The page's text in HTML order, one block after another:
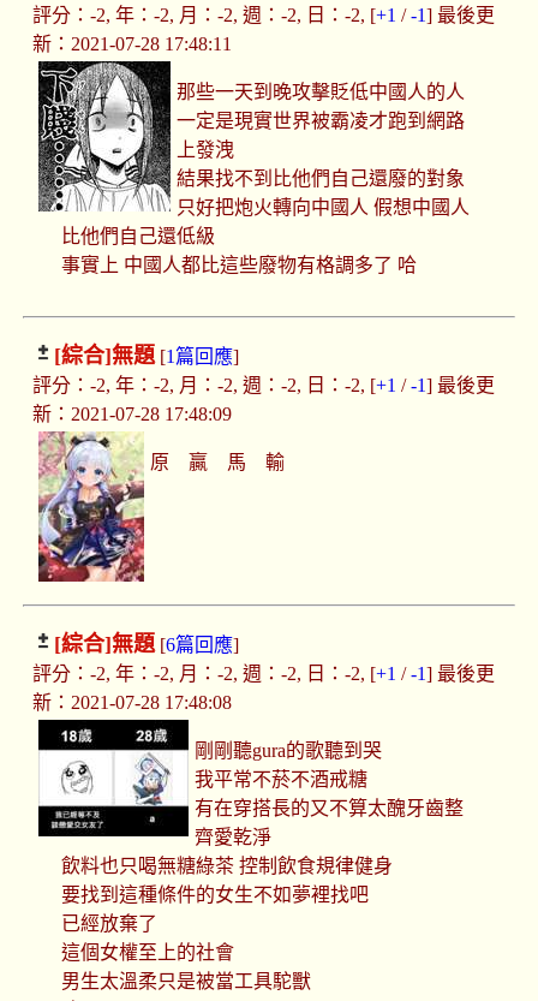
評分：-2, 年：-2, 月：-2, 週：-2, 日：-2, [+1 /-1] 最後更
新：2021-07-28 17:48:11
那些一天到晚攻擊貶低中國人的人
一定是現實世界被霸凌才跑到網路
上發洩
結果找不到比他們自己還廢的對象
只好把炮火轉向中國人 假想中國人
比他們自己還低級
事實上 中國人都比這些廢物有格調多了 哈
[綜合]無題[1篇回應]
評分：-2, 年：-2, 月：-2, 週：-2, 日：-2, [+1 /-1] 最後更
新：2021-07-28 17:48:09
原 贏 馬 輸
[綜合]無題[6篇回應]
評分：-2, 年：-2, 月：-2, 週：-2, 日：-2, [+1 /-1] 最後更
新：2021-07-28 17:48:08
剛剛聽gura的歌聽到哭
我平常不菸不酒戒糖
有在穿搭長的又不算太醜牙齒整
齊愛乾淨
飲料也只喝無糖綠茶 控制飲食規律健身
要找到這種條件的女生不如夢裡找吧
已經放棄了
這個女權至上的社會
男生太溫柔只是被當工具駝獸